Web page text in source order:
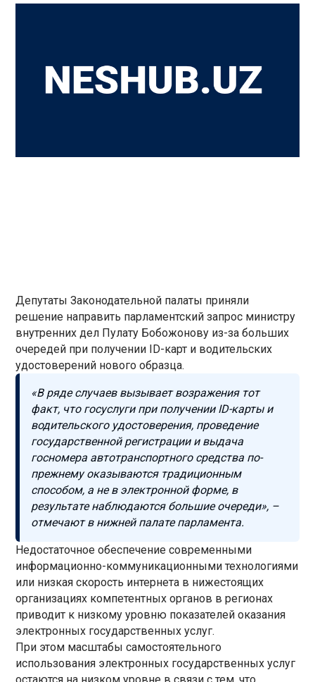
Депутаты Законодательной палаты приняли
решение направить парламентский запрос министру
внутренних дел Пулату Бобожонову из-за больших
очередей при получении ID-карт и водительских
удостоверений нового образца.
«В ряде случаев вызывает возражения тот
факт, что госуслуги при получении ID-карты и
водительского удостоверения, проведение
государственной регистрации и выдача
госномера автотранспортного средства по-
прежнему оказываются традиционным
способом, а не в электронной форме, в
результате наблюдаются большие очереди», –
отмечают в нижней палате парламента.
Недостаточное обеспечение современными
информационно-коммуникационными технологиями
или низкая скорость интернета в нижестоящих
организациях компетентных органов в регионах
приводит к низкому уровню показателей оказания
электронных государственных услуг.
При этом масштабы самостоятельного
использования электронных государственных услуг